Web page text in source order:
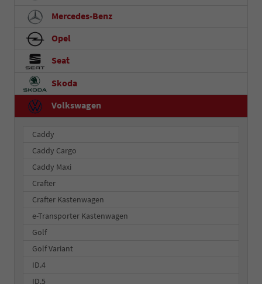
Mercedes-Benz
Opel
Seat
Skoda
Volkswagen
Caddy
Caddy Cargo
Caddy Maxi
Crafter
Crafter Kastenwagen
e-Transporter Kastenwagen
Golf
Golf Variant
ID.4
ID.5